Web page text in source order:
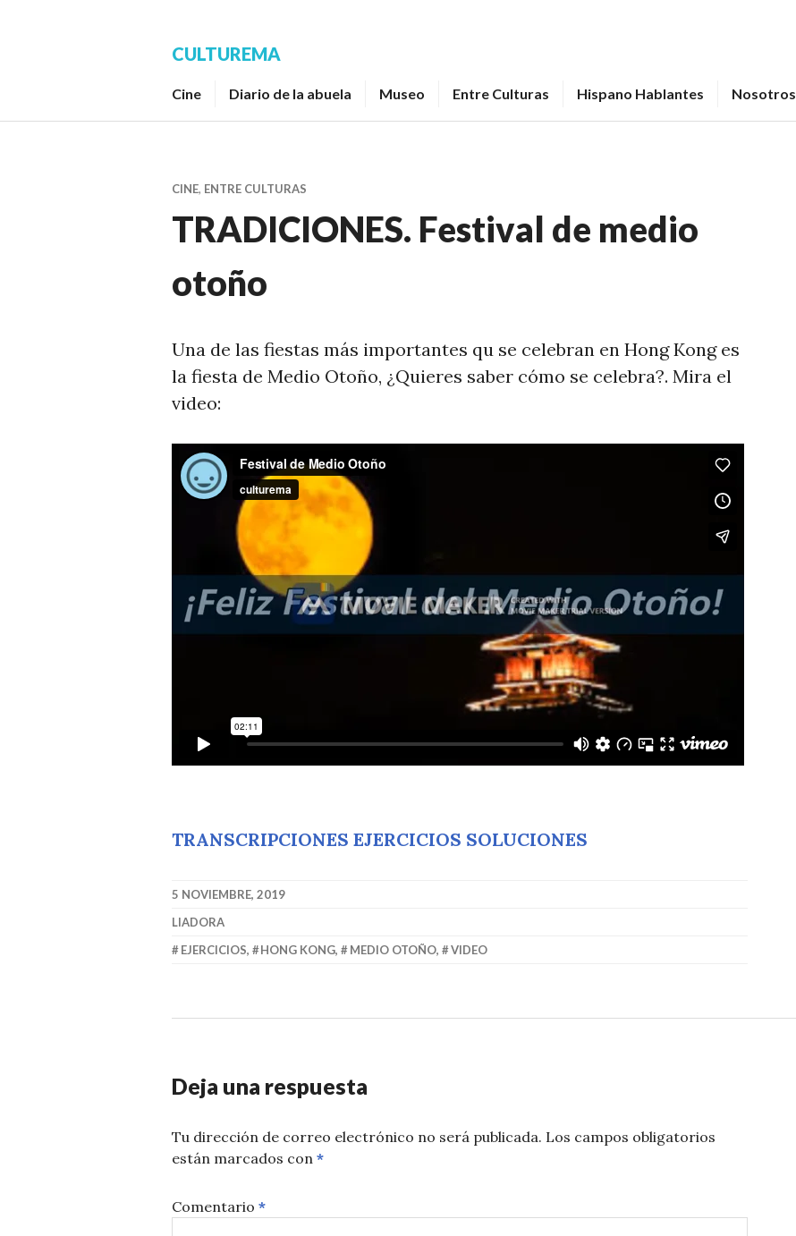
CULTUREMA
Cine Diario de la abuela Museo Entre Culturas Hispano Hablantes Nosotros
CINE, ENTRE CULTURAS
TRADICIONES. Festival de medio
otoño
Una de las fiestas más importantes qu se celebran en Hong Kong es
la fiesta de Medio Otoño, ¿Quieres saber cómo se celebra?. Mira el
video:
TRANSCRIPCIONES EJERCICIOS SOLUCIONES
5 NOVIEMBRE, 2019
LIADORA
EJERCICIOS, HONG KONG, MEDIO OTOÑO, VIDEO
Deja una respuesta
Tu dirección de correo electrónico no será publicada. Los campos obligatorios
están marcados con *
Comentario *